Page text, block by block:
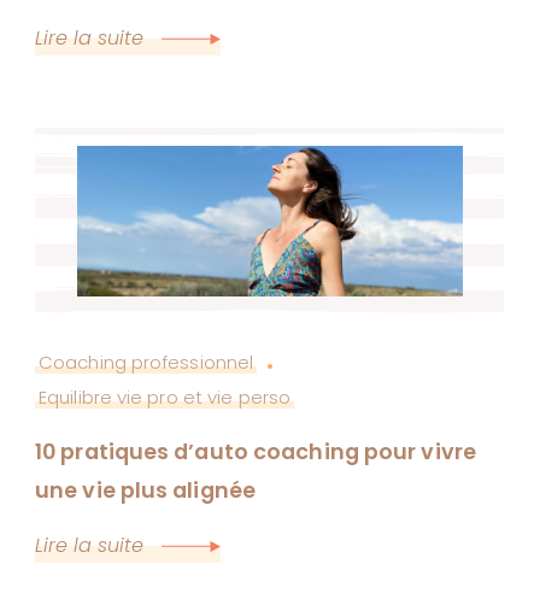
Lire la suite
Coaching professionnel
Equilibre vie pro et vie perso
10 pratiques d’auto coaching pour vivre
une vie plus alignée
Lire la suite